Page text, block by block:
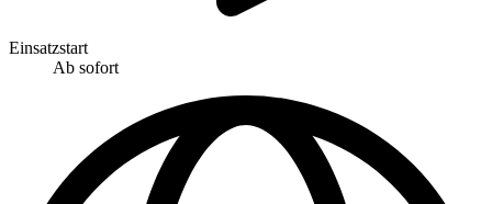
Einsatzstart
Ab sofort